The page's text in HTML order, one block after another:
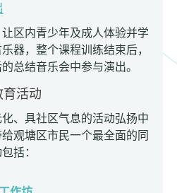
区内青少年及成人体验并学
器，整个课程训练结束后，
总结音乐会中参与演出。
活动
、具社区气息的活动弘扬中
观塘区市民一个最全面的同
括：